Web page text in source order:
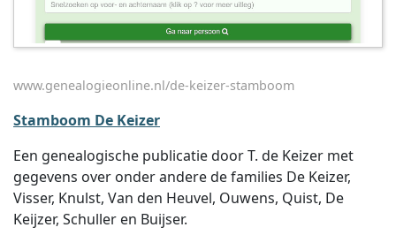
www.genealogieonline.nl/de-keizer-stamboom
Stamboom De Keizer
Een genealogische publicatie door T. de Keizer met
gegevens over onder andere de families De Keizer,
Visser, Knulst, Van den Heuvel, Ouwens, Quist, De
Keijzer, Schuller en Buijser.